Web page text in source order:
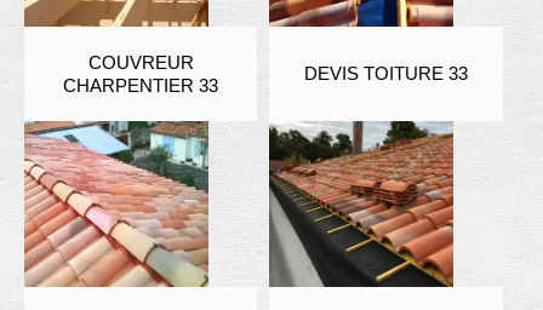
COUVREUR
CHARPENTIER 33
DEVIS TOITURE 33